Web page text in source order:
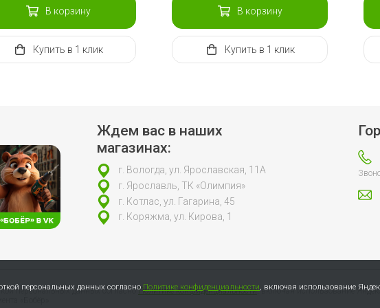
В корзину
Купить в 1 клик
В корзину
Купить в 1 клик
персональных данных согласно Политике конфиденциальности, включая использование
Ждем вас в наших
магазинах:
г. Вологда, ул. Ярославская, 11А
г. Ярославль, ТК «Олимпия»
г. Котлас, ул. Гагарина, 45
г. Коряжма, ул. Кирова, 1
персональных данных согласноПолитике конфиденциальности, включая использование
«Бобёр»